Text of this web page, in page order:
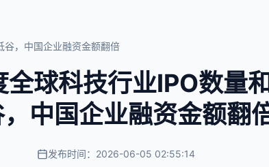
谷，中国企业融资金额翻倍
球科技行业IPO数量
中国企业融资金额翻
发布时间：2026-06-05 02:55:14